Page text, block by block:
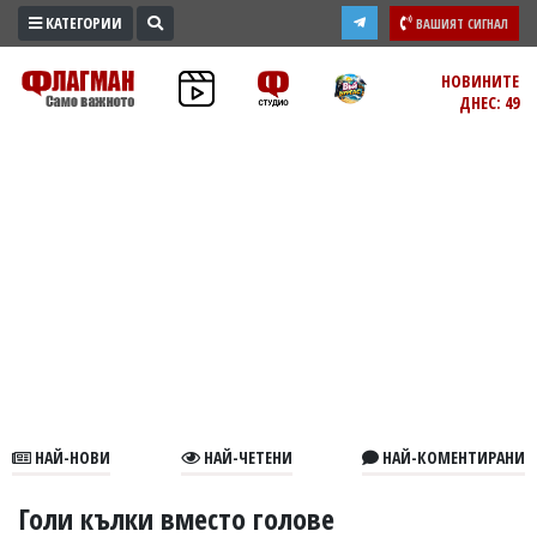
ПРОМО
ЗОНА
В
КАТЕГОРИИ ВАШИЯТ СИГНАЛ
НОВИНИТЕ
ДНЕС: 49
НАЙ-НОВИ НАЙ-ЧЕТЕНИ НАЙ-КОМЕНТИРАНИ
Голи кълки вместо голове